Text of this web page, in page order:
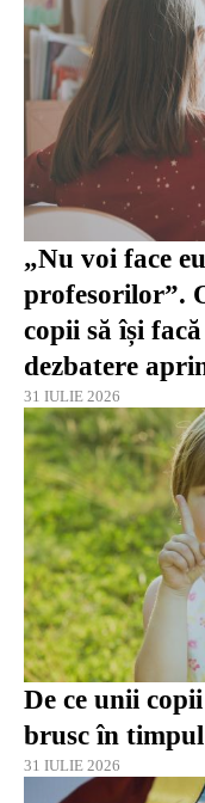
„Nu voi face
profesorilor”.
copii să își
dezbatere
31 IULIE 2026
De ce unii
brusc în
31 IULIE 2026